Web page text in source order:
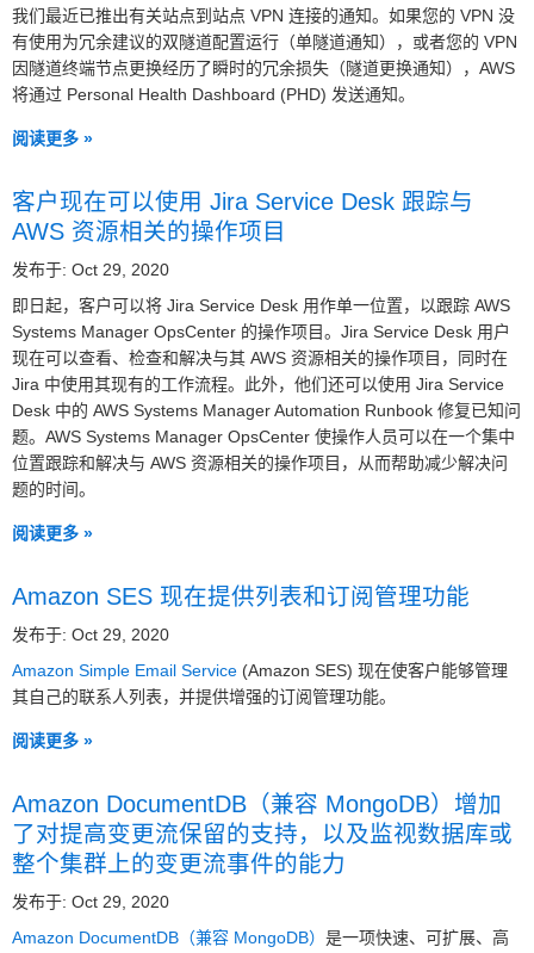
我们最近已推出有关站点到站点 VPN 连接的通知。如果您的 VPN 没
有使用为冗余建议的双隧道配置运行（单隧道通知），或者您的 VPN
因隧道终端节点更换经历了瞬时的冗余损失（隧道更换通知），AWS
将通过 Personal Health Dashboard (PHD) 发送通知。
阅读更多 »
客户现在可以使用 Jira Service Desk 跟踪与
AWS 资源相关的操作项目
发布于: Oct 29, 2020
即日起，客户可以将 Jira Service Desk 用作单一位置，以跟踪 AWS
Systems Manager OpsCenter 的操作项目。Jira Service Desk 用户
现在可以查看、检查和解决与其 AWS 资源相关的操作项目，同时在
Jira 中使用其现有的工作流程。此外，他们还可以使用 Jira Service
Desk 中的 AWS Systems Manager Automation Runbook 修复已知问
题。AWS Systems Manager OpsCenter 使操作人员可以在一个集中
位置跟踪和解决与 AWS 资源相关的操作项目，从而帮助减少解决问
题的时间。
阅读更多 »
Amazon SES 现在提供列表和订阅管理功能
发布于: Oct 29, 2020
Amazon Simple Email Service (Amazon SES) 现在使客户能够管理
其自己的联系人列表，并提供增强的订阅管理功能。
阅读更多 »
Amazon DocumentDB（兼容 MongoDB）增加
了对提高变更流保留的支持，以及监视数据库或
整个集群上的变更流事件的能力
发布于: Oct 29, 2020
Amazon DocumentDB（兼容 MongoDB） 是一项快速、可扩展、高